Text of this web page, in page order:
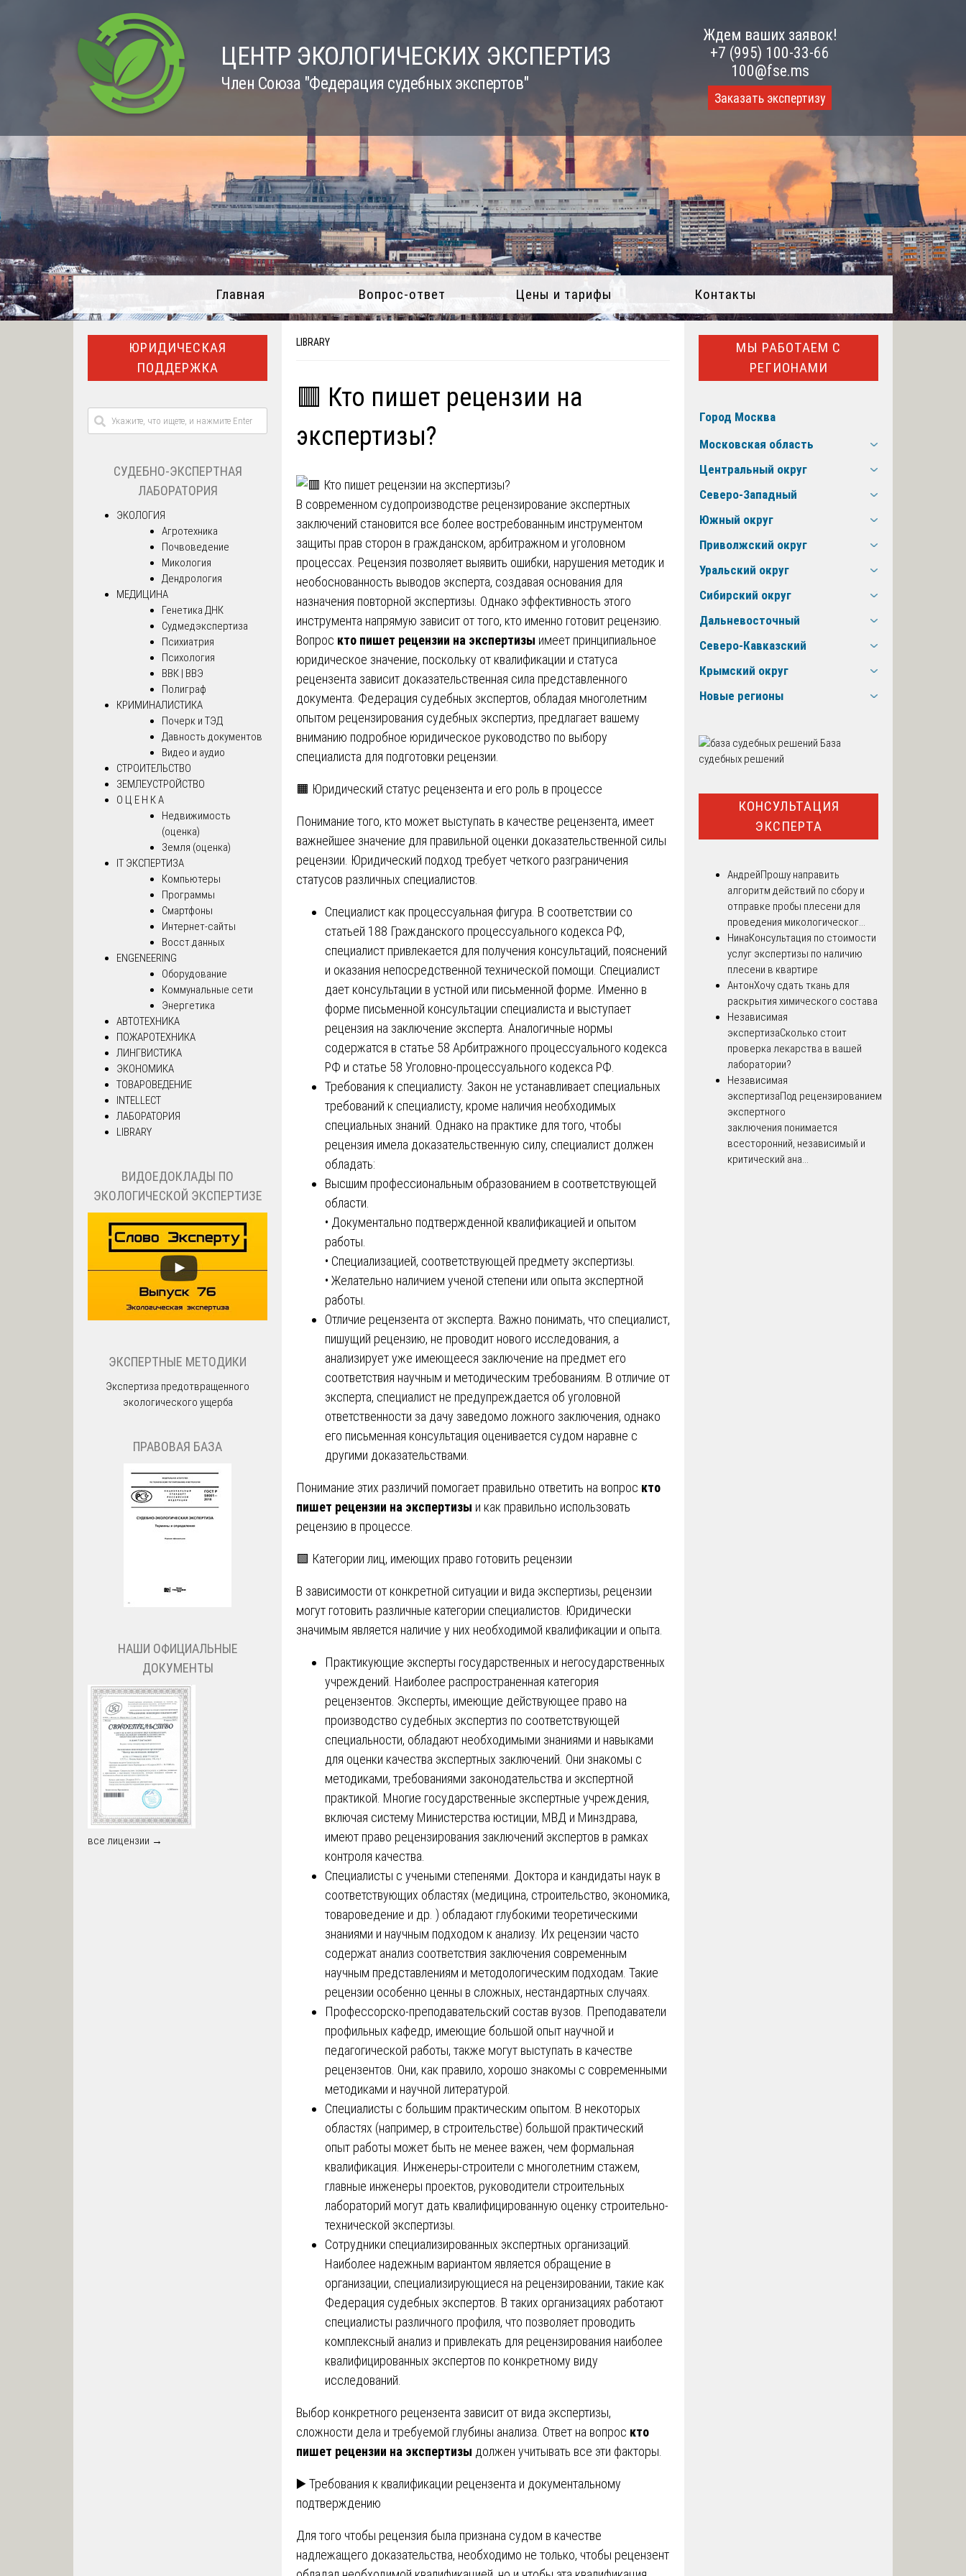
ЦЕНТР ЭКОЛОГИЧЕСКИХ ЭКСПЕРТИЗ
Член Союза "Федерация судебных экспертов"
Ждем ваших заявок!
+7 (995) 100-33-66
100@fse.ms
Заказать экспертизу
Главная Вопрос-ответ Цены и тарифы Контакты
LIBRARY
🟥 Кто пишет рецензии на
экспертизы?
В современном судопроизводстве рецензирование экспертных
заключений становится все более востребованным инструментом
защиты прав сторон в гражданском, арбитражном и уголовном
процессах. Рецензия позволяет выявить ошибки, нарушения методик и
необоснованность выводов эксперта, создавая основания для
назначения повторной экспертизы. Однако эффективность этого
инструмента напрямую зависит от того, кто именно готовит рецензию.
Вопрос кто пишет рецензии на экспертизы имеет принципиальное
юридическое значение, поскольку от квалификации и статуса
рецензента зависит доказательственная сила представленного
документа. Федерация судебных экспертов, обладая многолетним
опытом рецензирования судебных экспертиз, предлагает вашему
вниманию подробное юридическое руководство по выбору
специалиста для подготовки рецензии.
🟧 Юридический статус рецензента и его роль в процессе
Понимание того, кто может выступать в качестве рецензента, имеет
важнейшее значение для правильной оценки доказательственной силы
рецензии. Юридический подход требует четкого разграничения
статусов различных специалистов.
Специалист как процессуальная фигура. В соответствии со
статьей 188 Гражданского процессуального кодекса РФ,
специалист привлекается для получения консультаций, пояснений
и оказания непосредственной технической помощи. Специалист
дает консультации в устной или письменной форме. Именно в
форме письменной консультации специалиста и выступает
рецензия на заключение эксперта. Аналогичные нормы
содержатся в статье 58 Арбитражного процессуального кодекса
РФ и статье 58 Уголовно-процессуального кодекса РФ.
Требования к специалисту. Закон не устанавливает специальных
требований к специалисту, кроме наличия необходимых
специальных знаний. Однако на практике для того, чтобы
рецензия имела доказательственную силу, специалист должен
обладать:
Высшим профессиональным образованием в соответствующей
области.
• Документально подтвержденной квалификацией и опытом
работы.
• Специализацией, соответствующей предмету экспертизы.
• Желательно наличием ученой степени или опыта экспертной
работы.
Отличие рецензента от эксперта. Важно понимать, что специалист,
пишущий рецензию, не проводит нового исследования, а
анализирует уже имеющееся заключение на предмет его
соответствия научным и методическим требованиям. В отличие от
эксперта, специалист не предупреждается об уголовной
ответственности за дачу заведомо ложного заключения, однако
его письменная консультация оценивается судом наравне с
другими доказательствами.
Понимание этих различий помогает правильно ответить на вопрос кто
пишет рецензии на экспертизы и как правильно использовать
рецензию в процессе.
🟩 Категории лиц, имеющих право готовить рецензии
В зависимости от конкретной ситуации и вида экспертизы, рецензии
могут готовить различные категории специалистов. Юридически
значимым является наличие у них необходимой квалификации и опыта.
Практикующие эксперты государственных и негосударственных
учреждений. Наиболее распространенная категория
рецензентов. Эксперты, имеющие действующее право на
производство судебных экспертиз по соответствующей
специальности, обладают необходимыми знаниями и навыками
для оценки качества экспертных заключений. Они знакомы с
методиками, требованиями законодательства и экспертной
практикой. Многие государственные экспертные учреждения,
включая систему Министерства юстиции, МВД и Минздрава,
имеют право рецензирования заключений экспертов в рамках
контроля качества.
Специалисты с учеными степенями. Доктора и кандидаты наук в
соответствующих областях (медицина, строительство, экономика,
товароведение и др. ) обладают глубокими теоретическими
знаниями и научным подходом к анализу. Их рецензии часто
содержат анализ соответствия заключения современным
научным представлениям и методологическим подходам. Такие
рецензии особенно ценны в сложных, нестандартных случаях.
Профессорско-преподавательский состав вузов. Преподаватели
профильных кафедр, имеющие большой опыт научной и
педагогической работы, также могут выступать в качестве
рецензентов. Они, как правило, хорошо знакомы с современными
методиками и научной литературой.
Специалисты с большим практическим опытом. В некоторых
областях (например, в строительстве) большой практический
опыт работы может быть не менее важен, чем формальная
квалификация. Инженеры-строители с многолетним стажем,
главные инженеры проектов, руководители строительных
лабораторий могут дать квалифицированную оценку строительно-
технической экспертизы.
Сотрудники специализированных экспертных организаций.
Наиболее надежным вариантом является обращение в
организации, специализирующиеся на рецензировании, такие как
Федерация судебных экспертов. В таких организациях работают
специалисты различного профиля, что позволяет проводить
комплексный анализ и привлекать для рецензирования наиболее
квалифицированных экспертов по конкретному виду
исследований.
Выбор конкретного рецензента зависит от вида экспертизы,
сложности дела и требуемой глубины анализа. Ответ на вопрос кто
пишет рецензии на экспертизы должен учитывать все эти факторы.
▶️ Требования к квалификации рецензента и документальному
подтверждению
Для того чтобы рецензия была признана судом в качестве
надлежащего доказательства, необходимо не только, чтобы рецензент
ЮРИДИЧЕСКАЯ
ПОДДЕРЖКА
СУДЕБНО-ЭКСПЕРТНАЯ
ЛАБОРАТОРИЯ
ЭКОЛОГИЯ
Агротехника
Почвоведение
Микология
Дендрология
МЕДИЦИНА
Генетика ДНК
Судмедэкспертиза
Психиатрия
Психология
ВВК | ВВЭ
Полиграф
КРИМИНАЛИСТИКА
Почерк и ТЭД
Давность документов
Видео и аудио
СТРОИТЕЛЬСТВО
ЗЕМЛЕУСТРОЙСТВО
О Ц Е Н К А
Недвижимость
(оценка)
Земля (оценка)
IT ЭКСПЕРТИЗА
Компьютеры
Программы
Смартфоны
Интернет-сайты
Восст.данных
ENGENEERING
Оборудование
Коммунальные сети
Энергетика
АВТОТЕХНИКА
ПОЖАРОТЕХНИКА
ЛИНГВИСТИКА
ЭКОНОМИКА
ТОВАРОВЕДЕНИЕ
INTELLECT
ЛАБОРАТОРИЯ
LIBRARY
ВИДОЕДОКЛАДЫ ПО
ЭКОЛОГИЧЕСКОЙ ЭКСПЕРТИЗЕ
ЭКСПЕРТНЫЕ МЕТОДИКИ
Экспертиза предотвращенного
экологического ущерба
ПРАВОВАЯ БАЗА
НАШИ ОФИЦИАЛЬНЫЕ
ДОКУМЕНТЫ
все лицензии →
МЫ РАБОТАЕМ С
РЕГИОНАМИ
Город Москва
Московская область
Центральный округ
Северо-Западный
Южный округ
Приволжский округ
Уральский округ
Сибирский округ
Дальневосточный
Северо-Кавказский
Крымский округ
Новые регионы
База
судебных решений
КОНСУЛЬТАЦИЯ
ЭКСПЕРТА
АндрейПрошу направить
алгоритм действий по сбору и
отправке пробы плесени для
проведения микологическог...
НинаКонсультация по стоимости
услуг экспертизы по наличию
плесени в квартире
АнтонХочу сдать ткань для
раскрытия химического состава
Независимая
экспертизаСколько стоит
проверка лекарства в вашей
лаборатории?
Независимая
экспертизаПод рецензированием
экспертного
заключения понимается
всесторонний, независимый и
критический ана...